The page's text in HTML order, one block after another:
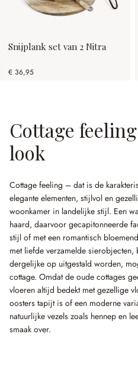
Snijplank set van 2 Nitra
€ 36,95
Cottage
look
Cottage feeling – dat is de
elegante elementen, stijlvol en
woonkamer in landelijke stijl. Een
haard, daarvoor gecapitonneerde
stijl of met een romantisch
met liefde verzamelde
dergelijke op uitgestald worden,
cottage. Omdat de oude cottages
vloeren altijd bedekt met gezellige
oosters tapijt is of een moderne
natuurlijke vezels zoals hennep en
smaak over.